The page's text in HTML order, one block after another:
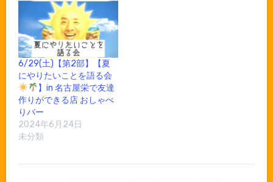
6/29(土)【第2部】【夏
にやりたいことを語る会
】in 名古屋栄で友達
作りができる店 おしゃべ
りバー
2024年6月24日
未分類